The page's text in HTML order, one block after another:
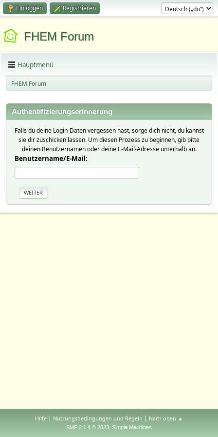
Einloggen Registrieren
FHEM Forum
Hauptmenü
FHEM Forum
Authentifizierungserinnerung
Falls du deine Login-Daten vergessen hast, sorge dich nicht, du kannst
sie dir zuschicken lassen. Um diesen Prozess zu beginnen, gib bitte
deinen Benutzernamen oder deine E-Mail-Adresse unterhalb an.
Benutzername/E-Mail:
Hilfe | Nutzungsbedingungen und Regeln | Nach oben ▲
SMF 2.1.4 © 2023, Simple Machines